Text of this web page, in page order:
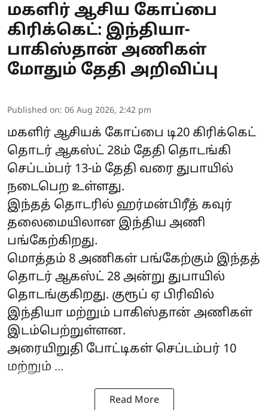
மகளிர் ஆசிய கோப்பை
கிரிக்கெட்: இந்தியா-
பாகிஸ்தான் அணிகள்
மோதும் தேதி அறிவிப்பு
Published on: 06 Aug 2026, 2:42 pm
மகளிர் ஆசியக் கோப்பை டி20 கிரிக்கெட்
தொடர் ஆகஸ்ட் 28ம் தேதி தொடங்கி
செப்டம்பர் 13-ம் தேதி வரை துபாயில்
நடைபெற உள்ளது.
இந்தத் தொடரில் ஹர்மன்பிரீத் கவுர்
தலைமையிலான இந்திய அணி
பங்கேற்கிறது.
மொத்தம் 8 அணிகள் பங்கேற்கும் இந்தத்
தொடர் ஆகஸ்ட் 28 அன்று துபாயில்
தொடங்குகிறது. குரூப் ஏ பிரிவில்
இந்தியா மற்றும் பாகிஸ்தான் அணிகள்
இடம்பெற்றுள்ளன.
அரையிறுதி போட்டிகள் செப்டம்பர் 10
மற்றும் ...
Read More